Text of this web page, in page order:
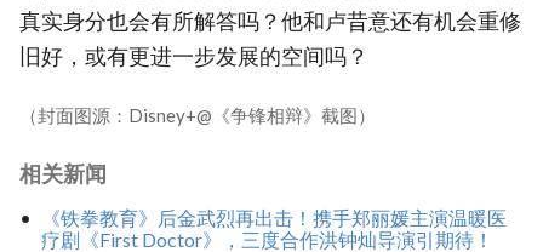
真实身分也会有所解答吗？他和卢昔意还有机会重修
旧好，或有更进一步发展的空间吗？
（封面图源：Disney+@《争锋相辩》截图）
相关新闻
《铁拳教育》后金武烈再出击！携手郑丽媛主演温暖医
疗剧《First Doctor》，三度合作洪钟灿导演引期待！